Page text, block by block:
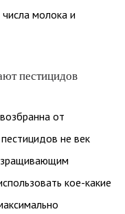
молока и
пестицидов
от
не век
кое-какие